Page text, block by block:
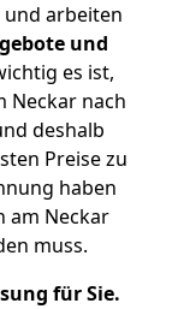
und arbeiten
und
es ist,
Neckar nach
deshalb
Preise zu
haben
am Neckar
muss.
für Sie.